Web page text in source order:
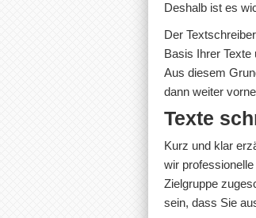
Deshalb ist es
Der
Basis Ihrer
Aus diesem
dann weiter
Texte
Kurz und klar
wir
Zielgruppe
sein, dass Sie